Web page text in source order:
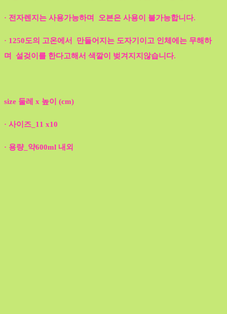
· 전자렌지는 사용가능하며 오븐은 사용이 불가능합니다.
· 1250도의 고온에서 만들어지는 도자기이고 인체에는 무해하
며 설겆이를 한다고해서 색깔이 벚겨지지않습니다.
size 둘레 x 높이 (cm)
· 사이즈_11 x10
· 용량_약600ml 내외